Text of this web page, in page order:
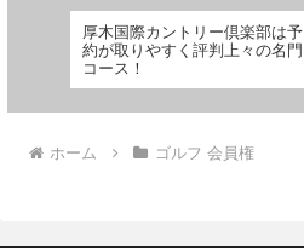
厚木国際カントリー倶楽部は予
約が取りやすく評判上々の名門
コース！
ホーム ゴルフ 会員権